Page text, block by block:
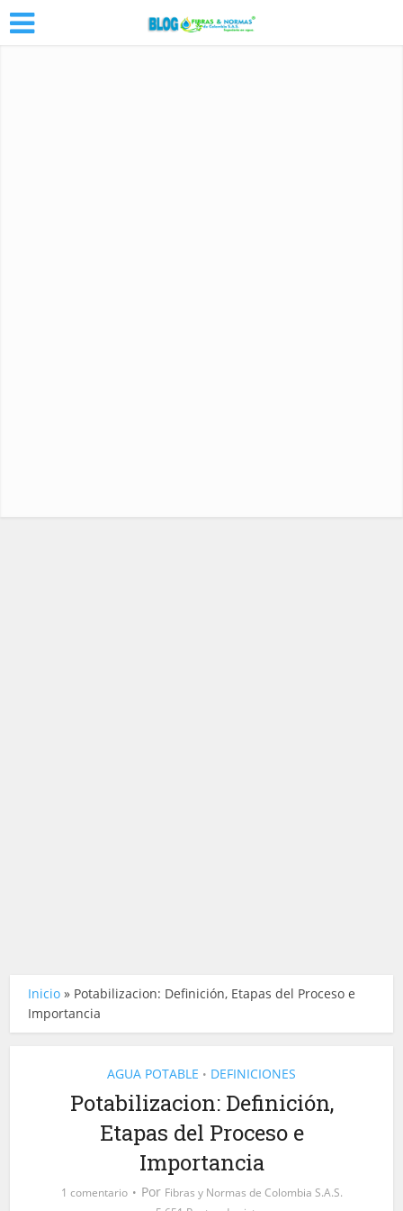
Inicio » Potabilizacion: Definición, Etapas del Proceso e
Importancia
AGUA POTABLE • DEFINICIONES
Potabilizacion: Definición,
Etapas del Proceso e
Importancia
1 comentario Por Fibras y Normas de Colombia S.A.S.